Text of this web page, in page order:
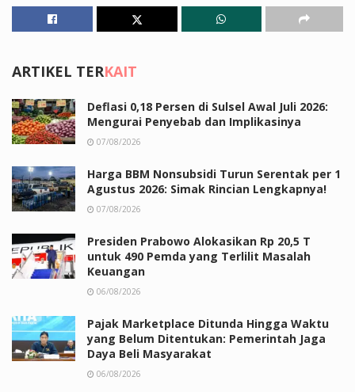
ARTIKEL TERKAIT
Deflasi 0,18 Persen di Sulsel Awal Juli 2026:
Mengurai Penyebab dan Implikasinya
07/08/2026
Harga BBM Nonsubsidi Turun Serentak per 1
Agustus 2026: Simak Rincian Lengkapnya!
07/08/2026
Presiden Prabowo Alokasikan Rp 20,5 T
untuk 490 Pemda yang Terlilit Masalah
Keuangan
06/08/2026
Pajak Marketplace Ditunda Hingga Waktu
yang Belum Ditentukan: Pemerintah Jaga
Daya Beli Masyarakat
06/08/2026